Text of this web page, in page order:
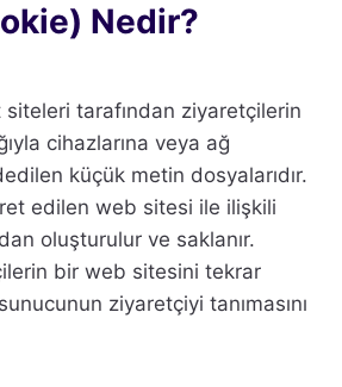
Nedir?
tarafından ziyaretçilerin
cihazlarına veya ağ
küçük metin dosyalarıdır.
edilen web sitesi ile ilişkili
oluşturulur ve saklanır.
bir web sitesini tekrar
ziyaretçiyi tanımasını